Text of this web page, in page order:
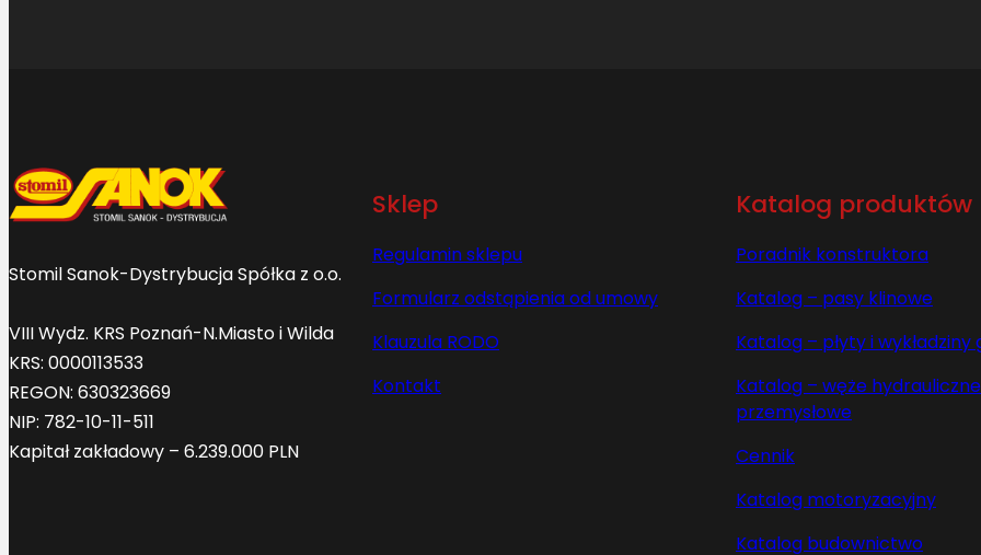
Stomil Sanok-Dystrybucja Spółka z o.o.
VIII Wydz. KRS Poznań-N.Miasto i Wilda
KRS: 0000113533
REGON: 630323669
NIP: 782-10-11-511
Kapitał zakładowy – 6.239.000 PLN
Sklep
Regulamin sklepu
Formularz odstąpienia od umowy
Klauzula RODO
Kontakt
Katalog produktów
Poradnik konstruktora
Katalog – pasy klinowe
Katalog – płyty i wykładziny
Katalog – węże
przemysłowe
Cennik
Katalog motoryzacyjny
Katalog budownictwo